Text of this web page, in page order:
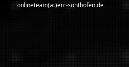
onlineteam(at)erc-sonthofen.de